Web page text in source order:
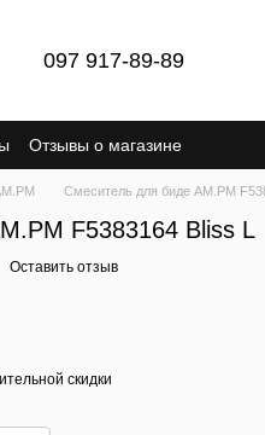
097 917-89-89
Отзывы о магазине
Смеситель для биде AM.PM
F5383164 Bliss L
Оставить отзыв
скидки